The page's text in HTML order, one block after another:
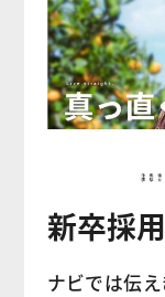
新卒採
ナビでは伝